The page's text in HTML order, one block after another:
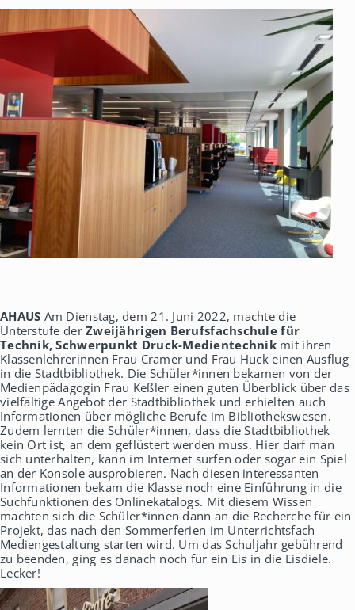
AHAUS Am Dienstag, dem 21. Juni 2022, machte die
Unterstufe derZweijährigen Berufsfachschule für
Technik, Schwerpunkt Druck-Medientechnik mit ihren
Klassenlehrerinnen Frau Cramer und Frau Huck einen Ausflug
in die Stadtbibliothek. Die Schüler*innen bekamen von der
Medienpädagogin Frau Keßler einen guten Überblick über das
vielfältige Angebot der Stadtbibliothek und erhielten auch
Informationen über mögliche Berufe im Bibliothekswesen.
Zudem lernten die Schüler*innen, dass die Stadtbibliothek
kein Ort ist, an dem geflüstert werden muss. Hier darf man
sich unterhalten, kann im Internet surfen oder sogar ein Spiel
an der Konsole ausprobieren. Nach diesen interessanten
Informationen bekam die Klasse noch eine Einführung in die
Suchfunktionen des Onlinekatalogs. Mit diesem Wissen
machten sich die Schüler*innen dann an die Recherche für ein
Projekt, das nach den Sommerferien im Unterrichtsfach
Mediengestaltung starten wird. Um das Schuljahr gebührend
zu beenden, ging es danach noch für ein Eis in die Eisdiele.
Lecker!